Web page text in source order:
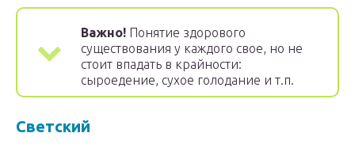
Важно! Понятие здорового
существования у каждого свое, но не
стоит впадать в крайности:
сыроедение, сухое голодание и т.п.
Светский